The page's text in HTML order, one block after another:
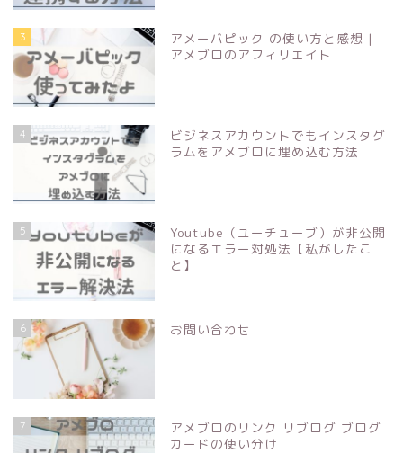
3
アメーバピック の使い方と感想 |
アメブロのアフィリエイト
4
ビジネスアカウントでもインスタグ
ラムをアメブロに埋め込む方法
5
Youtube（ユーチューブ）が非公開
になるエラー対処法【私がしたこ
と】
6 お問い合わせ
7
アメブロのリンク リブログ ブログ
カードの使い分け